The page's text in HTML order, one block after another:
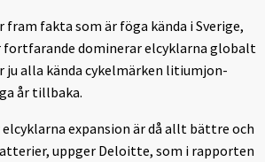
fakta som är föga kända i Sverige,
dominerar elcyklarna globalt
ju alla kända cykelmärken litiumjon-
år tillbaka.
expansion är då allt bättre och
uppger Deloitte, som i rapporten